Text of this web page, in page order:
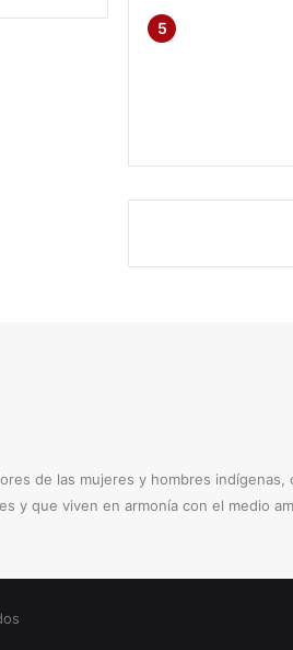
de las mujeres y hombres
y que viven en armonía con el medio